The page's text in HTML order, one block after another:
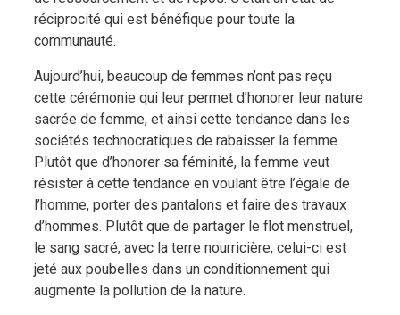
réciprocité qui est bénéfique pour toute la
communauté.
Aujourd’hui, beaucoup de femmes n’ont pas reçu
cette cérémonie qui leur permet d’honorer leur nature
sacrée de femme, et ainsi cette tendance dans les
sociétés technocratiques de rabaisser la femme.
Plutôt que d’honorer sa féminité, la femme veut
résister à cette tendance en voulant être l’égale de
l’homme, porter des pantalons et faire des travaux
d’hommes. Plutôt que de partager le flot menstruel,
le sang sacré, avec la terre nourricière, celui-ci est
jeté aux poubelles dans un conditionnement qui
augmente la pollution de la nature.